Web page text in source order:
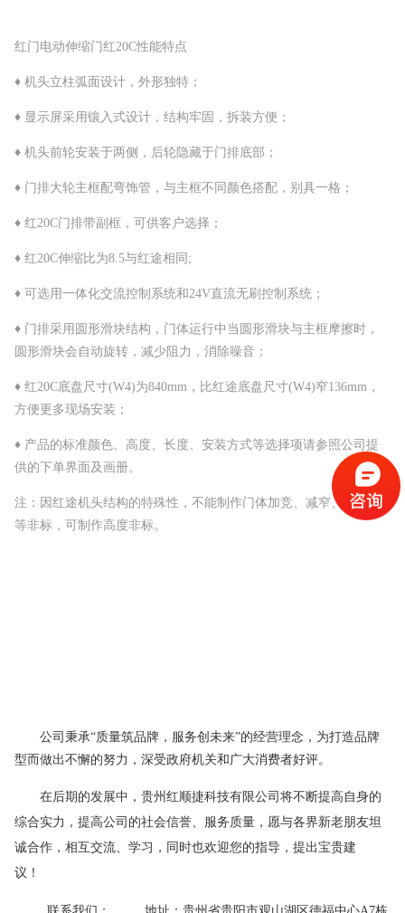
红门电动伸缩门红20C性能特点
♦ 机头立柱弧面设计，外形独特；
♦ 显示屏采用镶入式设计，结构牢固，拆装方便；
♦ 机头前轮安装于两侧，后轮隐藏于门排底部；
♦ 门排大轮主框配弯饰管，与主框不同颜色搭配，别具一格；
♦ 红20C门排带副框，可供客户选择；
♦ 红20C伸缩比为8.5与红途相同;
♦ 可选用一体化交流控制系统和24V直流无刷控制系统；
♦ 门排采用圆形滑块结构，门体运行中当圆形滑块与主框摩擦时，
圆形滑块会自动旋转，减少阻力，消除噪音；
♦ 红20C底盘尺寸(W4)为840mm，比红途底盘尺寸(W4)窄136mm，
方便更多现场安装；
♦ 产品的标准颜色、高度、长度、安装方式等选择项请参照公司提
供的下单界面及画册。
注：因红途机头结构的特殊性，不能制作门体加竞、减窄、高低脚
等非标，可制作高度非标。
公司秉承“质量筑品牌，服务创未来”的经营理念，为打造品牌
型而做出不懈的努力，深受政府机关和广大消费者好评。
在后期的发展中， 贵州红顺捷科技有限公司 将不断提高自身的
综合实力，提高公司的社会信誉、服务质量，愿与各界新老朋友坦
诚合作，相互交流、学习，同时也欢迎您的指导，提出宝贵建
议！